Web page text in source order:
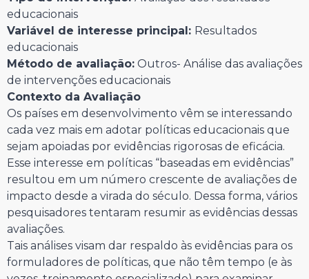
educacionais
Variável de interesse principal: Resultados
educacionais
Método de avaliação: Outros- Análise das avaliações
de intervenções educacionais
Contexto da Avaliação
Os países em desenvolvimento vêm se interessando
cada vez mais em adotar políticas educacionais que
sejam apoiadas por evidências rigorosas de eficácia.
Esse interesse em políticas “baseadas em evidências”
resultou em um número crescente de avaliações de
impacto desde a virada do século. Dessa forma, vários
pesquisadores tentaram resumir as evidências dessas
avaliações.
Tais análises visam dar respaldo às evidências para os
formuladores de políticas, que não têm tempo (e às